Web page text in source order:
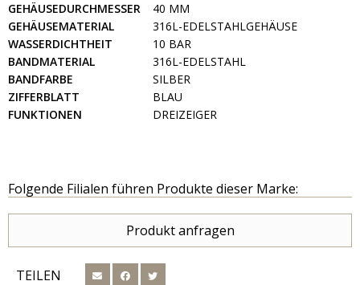
GEHÄUSEDURCHMESSER
40 MM
GEHÄUSEMATERIAL
316L-EDELSTAHLGEHÄUSE
WASSERDICHTHEIT
10 BAR
BANDMATERIAL
316L-EDELSTAHL
BANDFARBE
SILBER
ZIFFERBLATT
BLAU
FUNKTIONEN
DREIZEIGER
Folgende Filialen führen Produkte dieser Marke:
Produkt anfragen
TEILEN